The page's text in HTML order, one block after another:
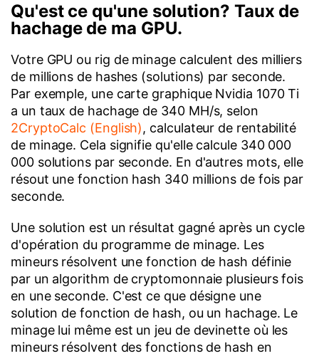
Qu'est ce qu'une solution? Taux de
hachage de ma GPU.
Votre GPU ou rig de minage calculent des milliers
de millions de hashes (solutions) par seconde.
Par exemple, une carte graphique Nvidia 1070 Ti
a un taux de hachage de 340 MH/s, selon
2CryptoCalc (English), calculateur de rentabilité
de minage. Cela signifie qu'elle calcule 340 000
000 solutions par seconde. En d'autres mots, elle
résout une fonction hash 340 millions de fois par
seconde.
Une solution est un résultat gagné après un cycle
d'opération du programme de minage. Les
mineurs résolvent une fonction de hash définie
par un algorithm de cryptomonnaie plusieurs fois
en une seconde. C'est ce que désigne une
solution de fonction de hash, ou un hachage. Le
minage lui même est un jeu de devinette où les
mineurs résolvent des fonctions de hash en